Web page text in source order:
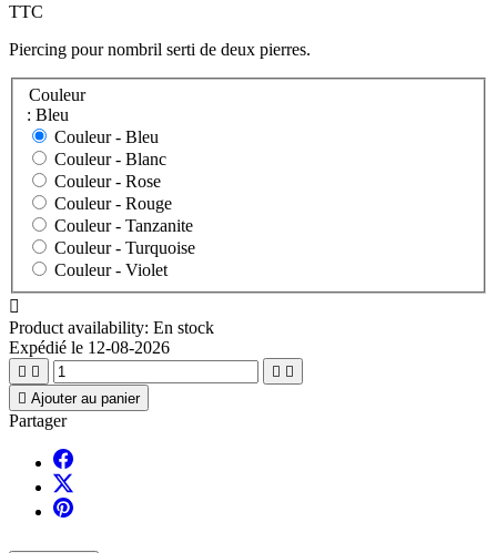
TTC
Piercing pour nombril serti de deux pierres.
Couleur
: Bleu
Couleur - Bleu
Couleur - Blanc
Couleur - Rose
Couleur - Rouge
Couleur - Tanzanite
Couleur - Turquoise
Couleur - Violet

Product availability: En stock
Expédié le 12-08-2026
   
 Ajouter au panier
Partager